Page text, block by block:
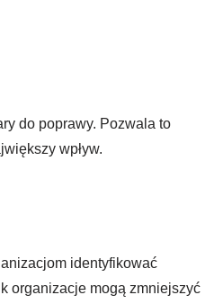
do poprawy. Pozwala to
wpływ.
identyfikować
organizacje mogą zmniejszyć